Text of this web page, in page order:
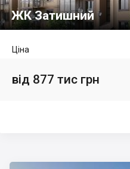
ЖК Затишний
Ціна
від 877 тис грн